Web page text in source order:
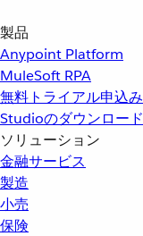
製品
Anypoint Platform
MuleSoft RPA
無料トライアル申込み
Studioのダウンロード
ソリューション
金融サービス
製造
小売
保険